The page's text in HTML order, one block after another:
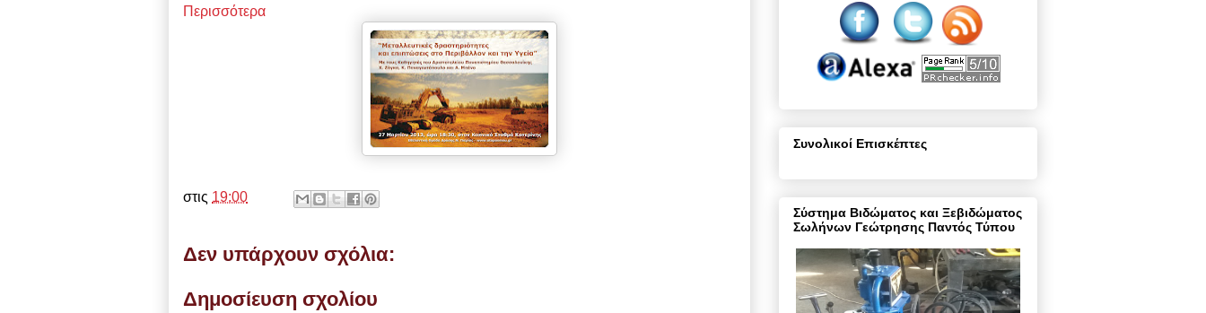
Περισσότερα
στις 19:00
Δεν υπάρχουν σχόλια:
Δημοσίευση σχολίου
Συνολικοί Επισκέπτες
Σύστημα Βιδώματος και Ξεβιδώματος
Σωλήνων Γεώτρησης Παντός Τύπου